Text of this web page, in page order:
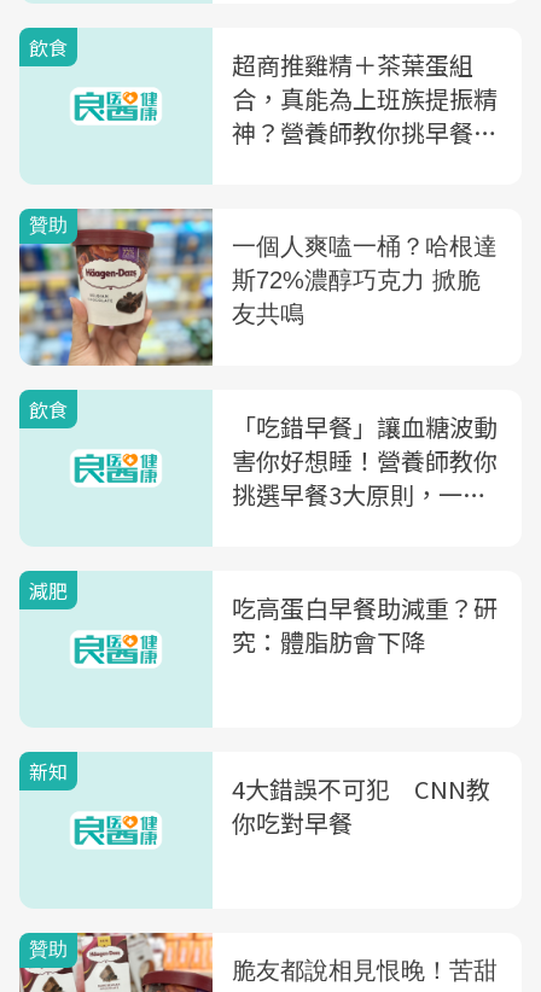
飲食
超商推雞精＋茶葉蛋組
合，真能為上班族提振精
神？營養師教你挑早餐4
飲食
「吃錯早餐」讓血糖波動
害你好想睡！營養師教你
挑選早餐3大原則，一圖
減肥
吃高蛋白早餐助減重？研
究：體脂肪會下降
新知
4大錯誤不可犯 CNN教
你吃對早餐